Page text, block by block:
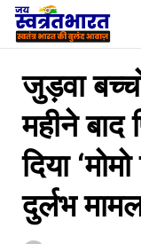
जुड़वा
महीने बाद
दिया
दुर्लभ